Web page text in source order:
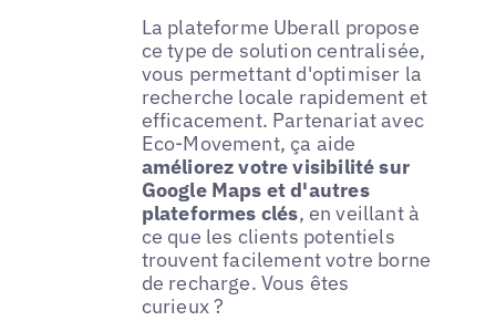
La plateforme Uberall propose
ce type de solution centralisée,
vous permettant d'optimiser la
recherche locale rapidement et
efficacement. Partenariat avec
Eco-Movement, ça aide
améliorez votre visibilité sur
Google Maps et d'autres
plateformes clés, en veillant à
ce que les clients potentiels
trouvent facilement votre borne
de recharge. Vous êtes
curieux ?